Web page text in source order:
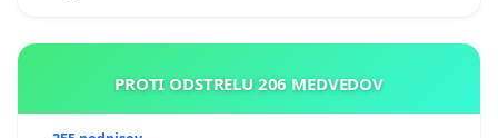
PROTI ODSTRELU 206 MEDVEDOV